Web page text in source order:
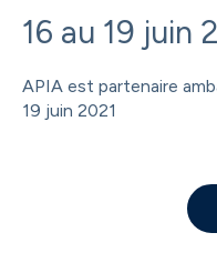
16 au 19 juin
APIA est partenaire
19 juin 2021